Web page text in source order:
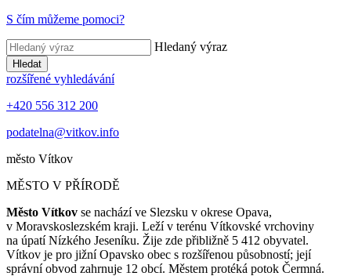
S čím můžeme pomoci?
Hledaný výraz
Hledat
rozšířené vyhledávání
+420 556 312 200
podatelna@vitkov.info
město Vítkov
MĚSTO V PŘÍRODĚ
Město Vítkov se nachází ve Slezsku v okrese Opava,
v Moravskoslezském kraji. Leží v terénu Vítkovské vrchoviny
na úpatí Nízkého Jeseníku. Žije zde přibližně 5 412 obyvatel.
Vítkov je pro jižní Opavsko obec s rozšířenou působností; její
správní obvod zahrnuje 12 obcí. Městem protéká potok Čermná.